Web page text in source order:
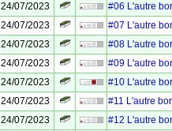
24/07/2023
#06 L'autre
24/07/2023
#07 L'autre
24/07/2023
#08 L'autre
24/07/2023
#09 L'autre
24/07/2023
#10 L'autre
24/07/2023
#11 L'autre
24/07/2023
#12 L'autre